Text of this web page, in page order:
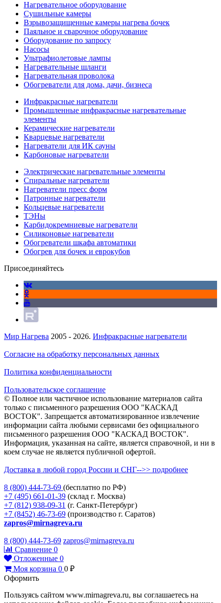
Нагревательное оборудование
Сушильные камеры
Взрывозащищенные камеры нагрева бочек
Паяльное и сварочное оборудование
Оборудование по запросу
Насосы
Ультрафиолетовые лампы
Нагревательные шланги
Нагревательная проволока
Обогреватели для дома, дачи, бизнеса
Инфракрасные нагреватели
Промышленные инфракрасные нагревательные
элементы
Керамические нагреватели
Кварцевые нагреватели
Нагреватели для ИК сауны
Карбоновые нагреватели
Электрические нагревательные элементы
Спиральные нагреватели
Нагреватели пресс форм
Патронные нагреватели
Кольцевые нагреватели
ТЭНы
Карбидокремниевые нагреватели
Силиконовые нагреватели
Обогреватели шкафа автоматики
Обогрев для бочек и еврокубов
Присоединяйтесь
Мир Нагрева 2005 - 2026. Инфракрасные нагреватели
Согласие на обработку персональных данных
Политика конфиденциальности
Пользовательское соглашение
© Полное или частичное использование материалов сайта
только с письменного разрешения ООО "КАСКАД
ВОСТОК". Запрещается автоматизированное извлечение
информации сайта любыми сервисами без официального
письменного разрешения ООО "КАСКАД ВОСТОК".
Информация, указанная на сайте, является справочной, и ни в
коем случае не является публичной офертой.
Доставка в любой город России и СНГ-->> подробнее
8 (800) 444-73-69 (бесплатно по РФ)
+7 (495) 661-01-39 (склад г. Москва)
+7 (812) 938-09-31 (г. Санкт-Петербург)
+7 (8452) 46-73-69 (производство г. Саратов)
zapros@mirnagreva.ru
8 (800) 444-73-69 zapros@mirnagreva.ru
Сравнение 0
Отложенные 0
Моя корзина 0 0 ₽
Оформить
Пользуясь сайтом www.mirnagreva.ru, вы соглашаетесь на